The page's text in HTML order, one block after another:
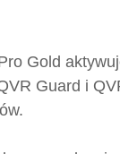
Gold
Guard i